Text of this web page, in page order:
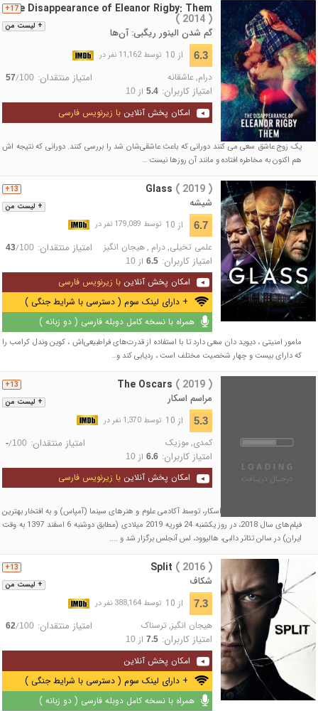
+ لیست من
17+
The Disappearance of Eleanor Rigby: Them
( 2014 )
گم شدن الینور ریگبی: آن‌ها
6.3 از 10 توسط 11,162 نفر در
درام,عاشقانه امتیاز منتقدان: 57/100
امتیاز کاربران: 5.4از 10
امکان پخش آنلاین با زیرنویس فارسی
یک زوج عاشق سعی می کنند دورانی که باعث عاشقی‌شان شد را بررسی کنند. دورانی که نتیجه اش
هم اکنون به مخاطره افتاده و مانند آن روزها نیست …
+ لیست من
13+ Glass ( 2019 )
شیشه
6.7 از 10 توسط 179,089 نفر در
علمی تخیلی, درام , هیجان انگیز امتیاز منتقدان: 43/100
امتیاز کاربران: 6.5از 10
امکان پخش آنلاین با زیرنویس فارسی
+ دارای لینک سوم ( دسترسی با شرایط جنگی )
همراه با نسخه کامل دوبله فارسی ( دو زبانه )
مامور امنیتی ، دیوید دان سعی دارد تا با استفاده از قدرت‌های فراطبیعی‌اش ، کوین وندل کرامب را
که دارای بیست و چهار شخصیت مختلف است ، ردیابی کند و…
+ لیست من
13+ The Oscars ( 2019 )
مراسم اسکار
5.3 از 10 توسط 1,370 نفر در
کمدی,موزیک امتیاز منتقدان: -/100
امتیاز کاربران: 6.6از 10
امکان پخش آنلاین با زیرنویس فارسی
نود و یکمین مراسم جوایز اسکار، توسط آکادمی علوم و هنرهای سینما (آمپاس) و به افتخار بهترین
فیلم‌های سال 2018، در روز یکشنبه 24 فوریه 2019 میلادی (مطابق دوشنبه 6 اسفند 1397 به وقت
ایران) در سالن تئاتر دالبی، هالیوود، لس آنجلس برگزار شد و ....
+ لیست من
13+ Split ( 2016 )
شکاف
7.3 از 10 توسط 388,164 نفر در
هیجان انگیز, ترسناک امتیاز منتقدان: 62/100
امتیاز کاربران: 7.5از 10
امکان پخش آنلاین
+ دارای لینک سوم ( دسترسی با شرایط جنگی )
همراه با نسخه کامل دوبله فارسی ( دو زبانه )